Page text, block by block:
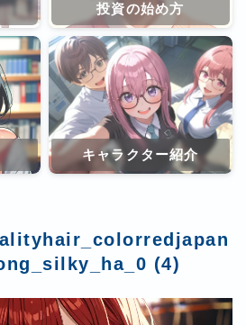
投資の始め方
キャラクター紹介
(4)